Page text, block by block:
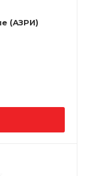
(АЗРИ)